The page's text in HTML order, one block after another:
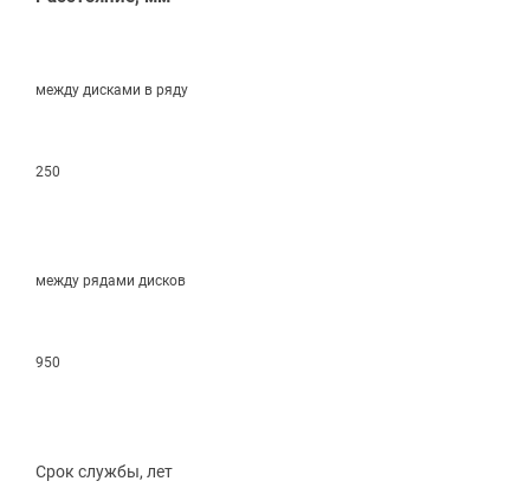
между дисками в ряду
250
между рядами дисков
950
Срок службы, лет